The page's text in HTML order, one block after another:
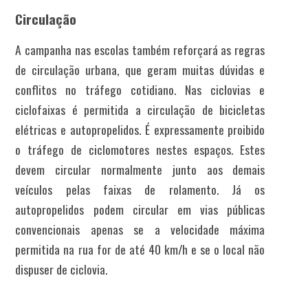
Circulação
A campanha nas escolas também reforçará as regras
de circulação urbana, que geram muitas dúvidas e
conflitos no tráfego cotidiano. Nas ciclovias e
ciclofaixas é permitida a circulação de bicicletas
elétricas e autopropelidos. É expressamente proibido
o tráfego de ciclomotores nestes espaços. Estes
devem circular normalmente junto aos demais
veículos pelas faixas de rolamento. Já os
autopropelidos podem circular em vias públicas
convencionais apenas se a velocidade máxima
permitida na rua for de até 40 km/h e se o local não
dispuser de ciclovia.